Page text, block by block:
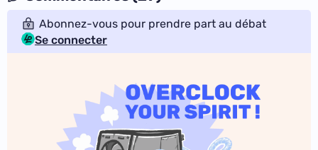
Abonnez-vous pour prendre part au débat
Se connecter